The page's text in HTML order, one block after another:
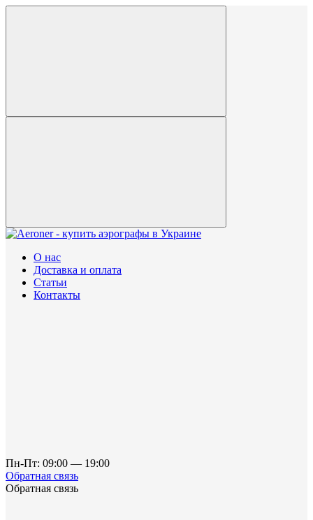
О нас
Доставка и оплата
Статьи
Контакты
Пн-Пт: 09:00 — 19:00
Обратная связь
Обратная связь